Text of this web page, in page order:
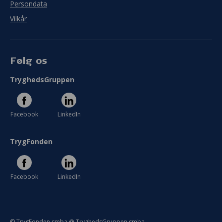
Persondata
Vilkår
Følg os
TryghedsGruppen
Facebook LinkedIn
TrygFonden
Facebook LinkedIn